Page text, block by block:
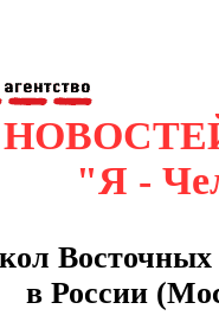
"Я -
Восточных
в России